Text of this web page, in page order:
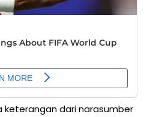
keterangan dari narasumber